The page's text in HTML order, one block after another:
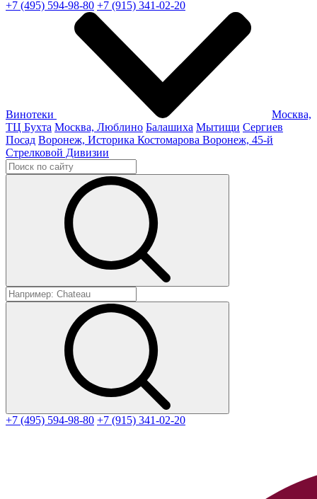
+7 (495) 594-98-80 +7 (915) 341-02-20
Винотеки
Москва,
ТЦ Бухта Москва, Люблино Балашиха Мытищи Сергиев
Посад Воронеж, Историка Костомарова Воронеж, 45-й
Стрелковой Дивизии
+7 (495) 594-98-80 +7 (915) 341-02-20